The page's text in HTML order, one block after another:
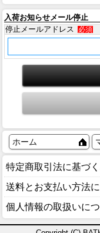
入荷お知らせメール停止
停止メールアドレス
必須
ホーム
特定商取引法に基づ
送料とお支払い方法
個人情報の取扱いに